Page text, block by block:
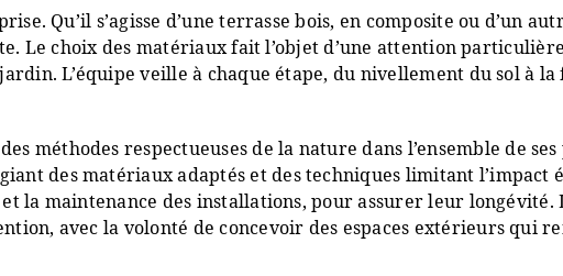
Qu’il s’agisse d’une terrasse bois, en composite ou d’un
Le choix des matériaux fait l’objet d’une attention
L’équipe veille à chaque étape, du nivellement du sol à
méthodes respectueuses de la nature dans l’ensemble de
des matériaux adaptés et des techniques limitant l’impact
la maintenance des installations, pour assurer leur longévité.
avec la volonté de concevoir des espaces extérieurs qui